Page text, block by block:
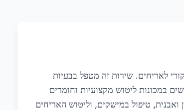
לאריחים. שירות זה מטפל בבעיות
במכונות ליטוש מקצועיות וחומרים
טיפול במישקים, וליטוש האריחים